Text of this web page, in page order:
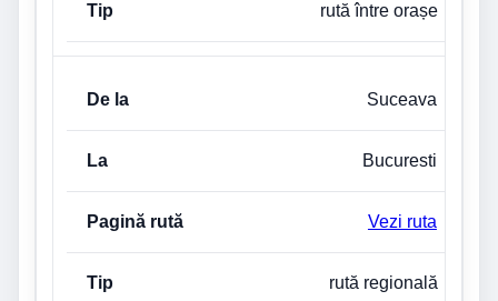
rută între orașe
Suceava
Bucuresti
Vezi ruta
rută regională